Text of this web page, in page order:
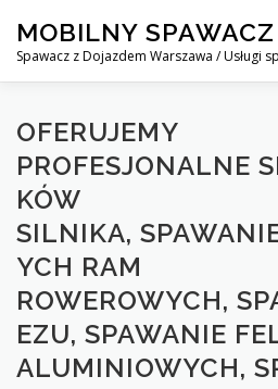
content
MOBILNY SPAWACZ
Spawacz z Dojazdem Warszawa / Usługi
MOBILNY SPAWACZ WARSZAWA
KONTAKT
OFERUJEMY
PROFESJONALNE
KÓW
SILNIKA,
YCH RAM
ROWEROWYCH,
EZU, SPAWANIE
ALUMINIOWYCH,